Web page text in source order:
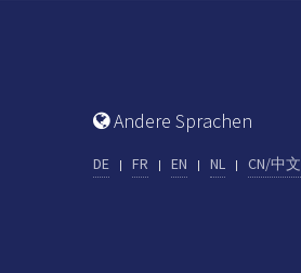
Andere Sprachen
DE FR EN NL CN/中文